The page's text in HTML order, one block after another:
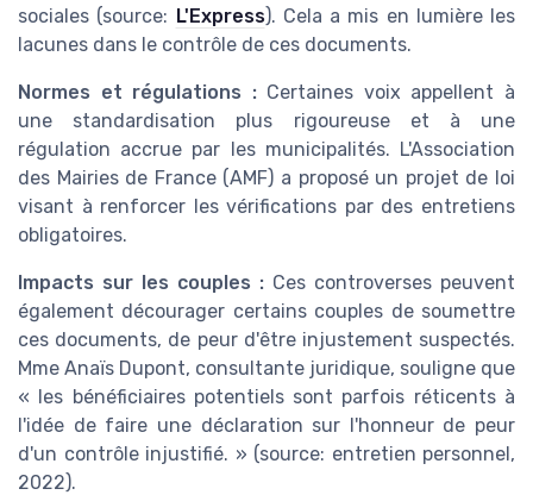
sociales (source: L'Express). Cela a mis en lumière les
lacunes dans le contrôle de ces documents.
Normes et régulations :Certaines voix appellent à
une standardisation plus rigoureuse et à une
régulation accrue par les municipalités. L'Association
des Mairies de France (AMF) a proposé un projet de loi
visant à renforcer les vérifications par des entretiens
obligatoires.
Impacts sur les couples : Ces controverses peuvent
également décourager certains couples de soumettre
ces documents, de peur d'être injustement suspectés.
Mme Anaïs Dupont, consultante juridique, souligne que
« les bénéficiaires potentiels sont parfois réticents à
l'idée de faire une déclaration sur l'honneur de peur
d'un contrôle injustifié. » (source: entretien personnel,
2022).